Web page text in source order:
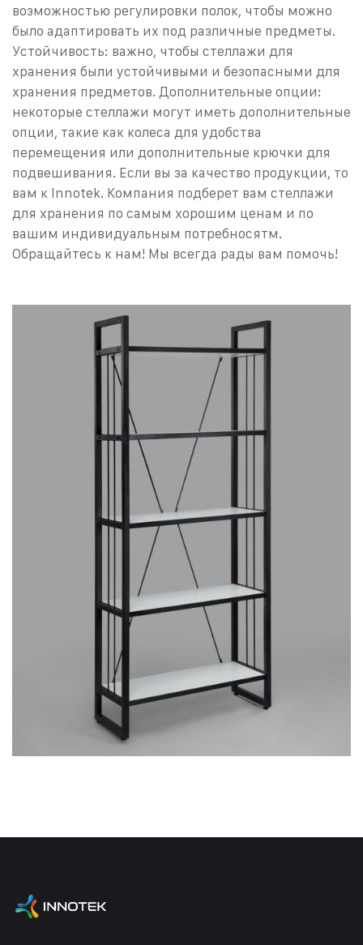
возможностью регулировки полок, чтобы можно
было адаптировать их под различные предметы.
Устойчивость: важно, чтобы стеллажи для
хранения были устойчивыми и безопасными для
хранения предметов. Дополнительные опции:
некоторые стеллажи могут иметь дополнительные
опции, такие как колеса для удобства
перемещения или дополнительные крючки для
подвешивания. Если вы за качество продукции, то
вам к Innotek. Компания подберет вам стеллажи
для хранения по самым хорошим ценам и по
вашим индивидуальным потребносятм.
Обращайтесь к нам! Мы всегда рады вам помочь!